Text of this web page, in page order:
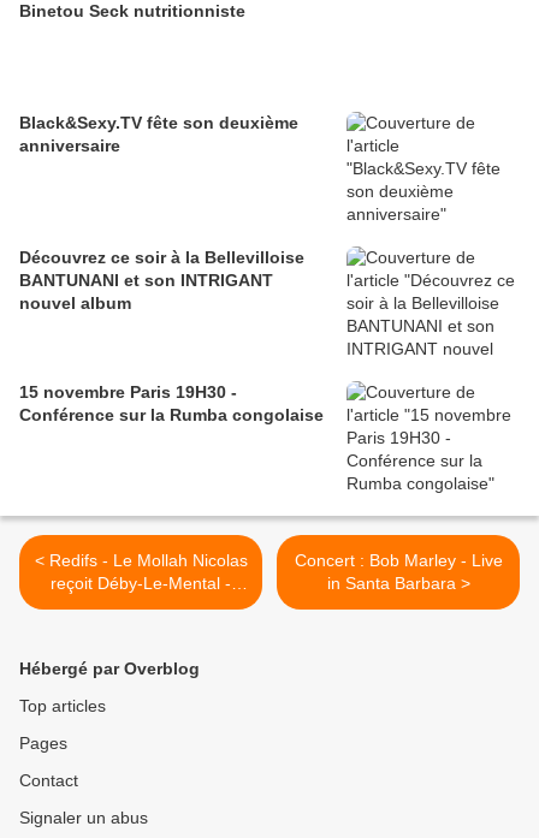
Binetou Seck nutritionniste
Black&Sexy.TV fête son deuxième
anniversaire
Découvrez ce soir à la Bellevilloise
BANTUNANI et son INTRIGANT
nouvel album
15 novembre Paris 19H30 -
Conférence sur la Rumba congolaise
< Redifs - Le Mollah Nicolas
reçoit Déby-Le-Mental -
octobre 2009
Concert : Bob Marley - Live
in Santa Barbara >
Hébergé par Overblog
Top articles
Pages
Contact
Signaler un abus